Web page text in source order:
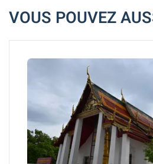
VOUS POUVEZ